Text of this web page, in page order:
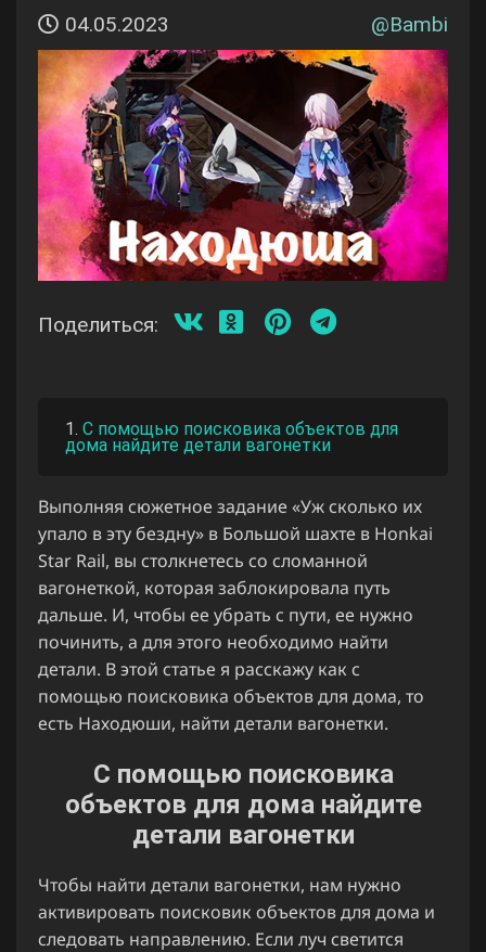
04.05.2023 @Bambi
Поделиться:
С помощью поисковика объектов для
дома найдите детали вагонетки
Выполняя сюжетное задание «Уж сколько их
упало в эту бездну» в Большой шахте в Honkai
Star Rail, вы столкнетесь со сломанной
вагонеткой, которая заблокировала путь
дальше. И, чтобы ее убрать с пути, ее нужно
починить, а для этого необходимо найти
детали. В этой статье я расскажу как с
помощью поисковика объектов для дома, то
есть Находюши, найти детали вагонетки.
С помощью поисковика
объектов для дома найдите
детали вагонетки
Чтобы найти детали вагонетки, нам нужно
активировать поисковик объектов для дома и
следовать направлению. Если луч светится